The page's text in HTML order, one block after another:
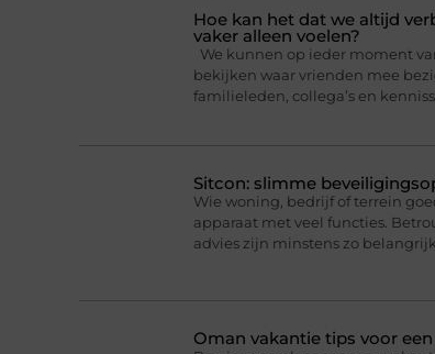
Hoe kan het dat we altijd
vaker alleen voelen?
We kunnen op ieder moment
bekijken waar vrienden mee
familieleden, collega’s en
Sitcon: slimme
Wie woning, bedrijf of terrein
apparaat met veel functies.
advies zijn minstens zo
Oman vakantie tips voor